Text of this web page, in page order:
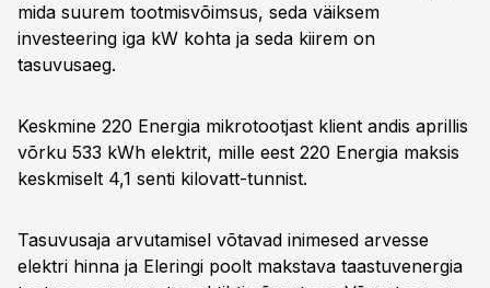
mida suurem tootmisvõimsus, seda väiksem
investeering iga kW kohta ja seda kiirem on
tasuvusaeg.
Keskmine 220 Energia mikrotootjast klient andis aprillis
võrku 533 kWh elektrit, mille eest 220 Energia maksis
keskmiselt 4,1 senti kilovatt-tunnist.
Tasuvusaja arvutamisel võtavad inimesed arvesse
elektri hinna ja Eleringi poolt makstava taastuvenergia